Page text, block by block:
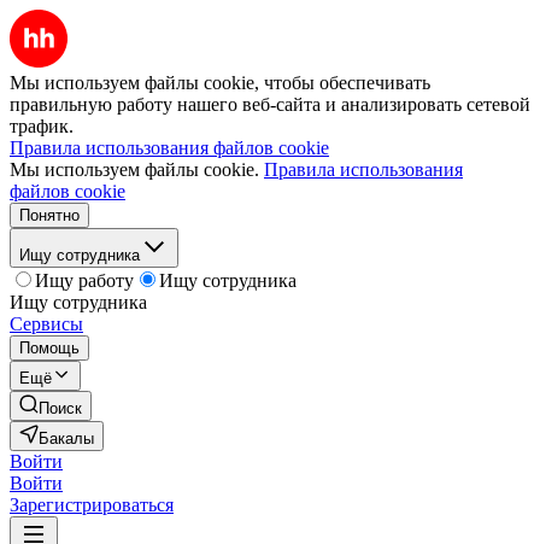
Мы используем файлы cookie, чтобы обеспечивать
правильную работу нашего веб-сайта и анализировать сетевой
трафик.
Правила использования файлов cookie
Мы используем файлы cookie. Правила использования
файлов cookie
Понятно
Ищу сотрудника
Ищу работу
Ищу сотрудника
Ищу сотрудника
Сервисы
Помощь
Ещё
Поиск
Бакалы
Войти
Войти
Зарегистрироваться